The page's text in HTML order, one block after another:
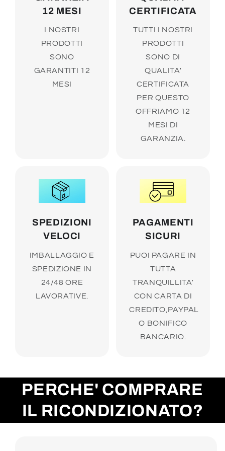
12 MESI
I NOSTRI
PRODOTTI
SONO
GARANTITI 12
MESI
CERTIFICATA
TUTTI I NOSTRI
PRODOTTI
SONO DI
QUALITA'
CERTIFICATA
PER QUESTO
OFFRIAMO 12
MESI DI
GARANZIA.
SPEDIZIONI
VELOCI
IMBALLAGGIO E
SPEDIZIONE IN
24/48 ORE
LAVORATIVE.
PAGAMENTI
SICURI
PUOI PAGARE IN
TUTTA
TRANQUILLITA'
CON CARTA DI
CREDITO,PAYPAL
O BONIFICO
BANCARIO.
PERCHE' COMPRARE
IL RICONDIZIONATO?